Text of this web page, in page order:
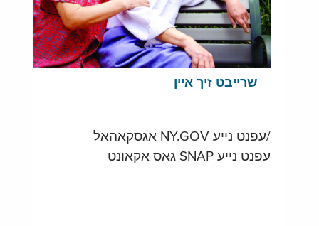
שרייבט זיך איין
/עפנט נייע NY.GOV אגסקאהאל
עפנט נייע SNAP גאס אקאונט